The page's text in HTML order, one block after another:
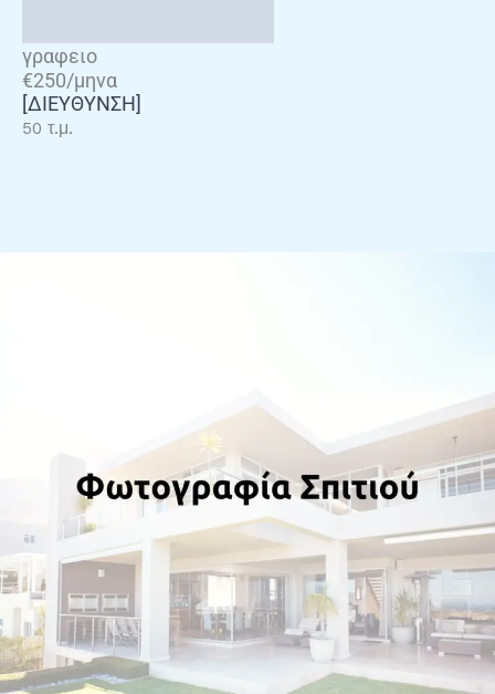
γραφειο
€250/μηνα
[ΔΙΕΥΘΥΝΣΗ]
50 τ.μ.